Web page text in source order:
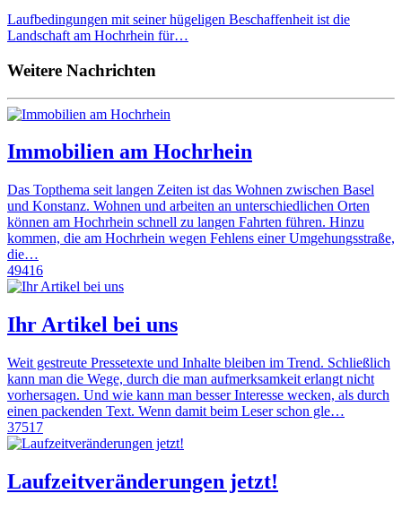
Laufbedingungen mit seiner hügeligen Beschaffenheit ist die
Landschaft am Hochrhein für…
Weitere Nachrichten
Immobilien am Hochrhein
Das Topthema seit langen Zeiten ist das Wohnen zwischen Basel
und Konstanz. Wohnen und arbeiten an unterschiedlichen Orten
können am Hochrhein schnell zu langen Fahrten führen. Hinzu
kommen, die am Hochrhein wegen Fehlens einer Umgehungsstraße,
die…
49416
Ihr Artikel bei uns
Weit gestreute Pressetexte und Inhalte bleiben im Trend. Schließlich
kann man die Wege, durch die man aufmerksamkeit erlangt nicht
vorhersagen. Und wie kann man besser Interesse wecken, als durch
einen packenden Text. Wenn damit beim Leser schon gle…
37517
Laufzeitveränderungen jetzt!